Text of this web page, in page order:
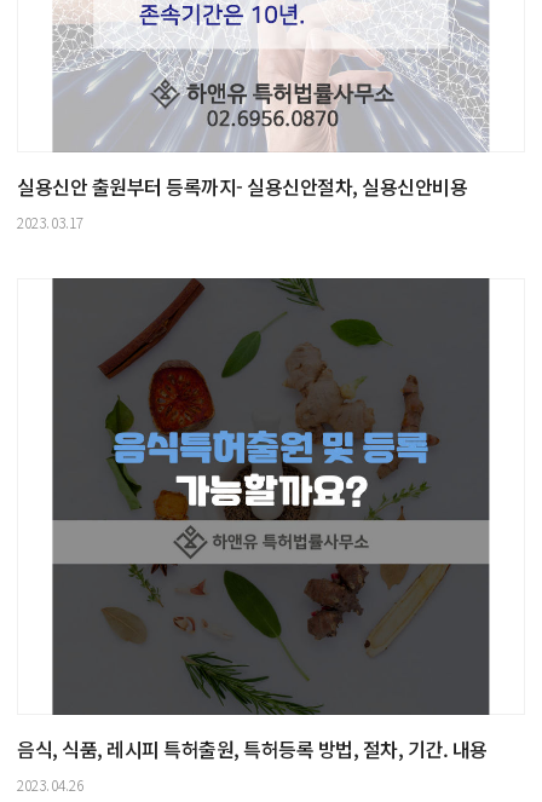
실용신안 출원부터 등록까지- 실용신안절차, 실용신안비용
2023.03.17
음식, 식품, 레시피 특허출원, 특허등록 방법, 절차, 기간. 내용
2023.04.26